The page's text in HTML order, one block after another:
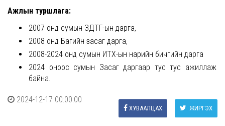
Ажлын туршлага:
2007 онд сумын ЗДТГ-ын дарга,
2008 онд Багийн засаг дарга,
2008-2024 онд сумын ИТХ-ын нарийн бичгийн дарга
2024 оноос сумын Засаг даргаар тус тус ажиллаж
байна.
2024-12-17 00:00:00
ЖИРГЭХ
ХУВААЛЦАХ